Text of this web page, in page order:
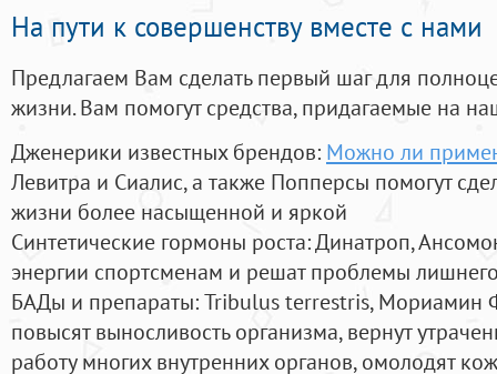
На пути к совершенству вместе с нами
Предлагаем Вам сделать первый шаг для
жизни. Вам помогут средства, придагаемые на
Дженерики известных брендов: Можно ли
Левитра и Сиалис, а также Попперсы помогут
жизни более насыщенной и яркой
Синтетические гормоны роста: Динатроп,
энергии спортсменам и решат проблемы
БАДы и препараты:Tribulus terrestris, Мориамин
повысят выносливость организма, вернут
работу многих внутренних органов, омолодят